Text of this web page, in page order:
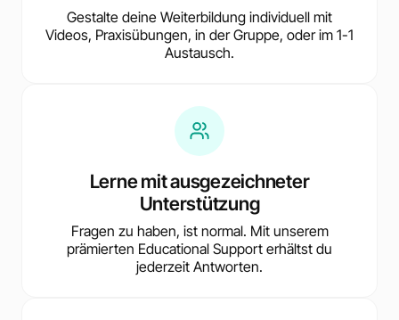
Gestalte deine Weiterbildung individuell mit
Videos, Praxisübungen, in der Gruppe, oder im 1-1
Austausch.
Lerne mit ausgezeichneter
Unterstützung
Fragen zu haben, ist normal. Mit unserem
prämierten Educational Support erhältst du
jederzeit Antworten.